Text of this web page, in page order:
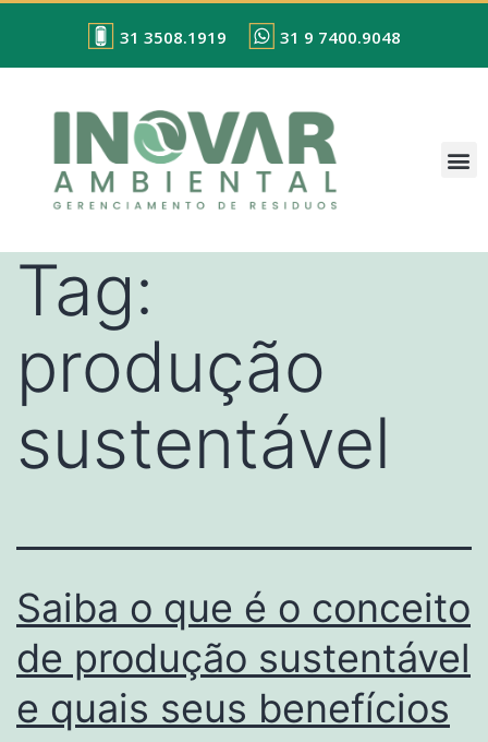
31 3508.1919 31 9 7400.9048
Tag:
produção
sustentável
Saiba o que é o conceito
de produção sustentável
e quais seus benefícios